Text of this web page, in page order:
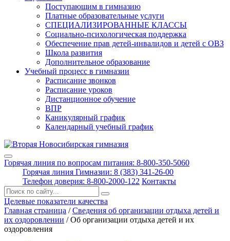
Поступающим в гимназию
Платные образовательные услуги
СПЕЦИАЛИЗИРОВАННЫЕ КЛАССЫ
Социально-психологическая поддержка
Обеспечение прав детей-инвалидов и детей с ОВЗ
Школа развития
Дополнительное образование
Учебный процесс в гимназии
Расписание звонков
Расписание уроков
Дистанционное обучение
ВПР
Каникулярный график
Календарный учебный график
Горячая линия по вопросам питания: 8-800-350-5060
Горячая линия Гимназии: 8 (383) 341-26-00
Телефон доверия: 8-800-2000-122 Контакты
Поиск:
Целевые показатели качества
Главная страница /Сведения об организации отдыха детей и
их оздоровлении /Об организации отдыха детей и их
оздоровления